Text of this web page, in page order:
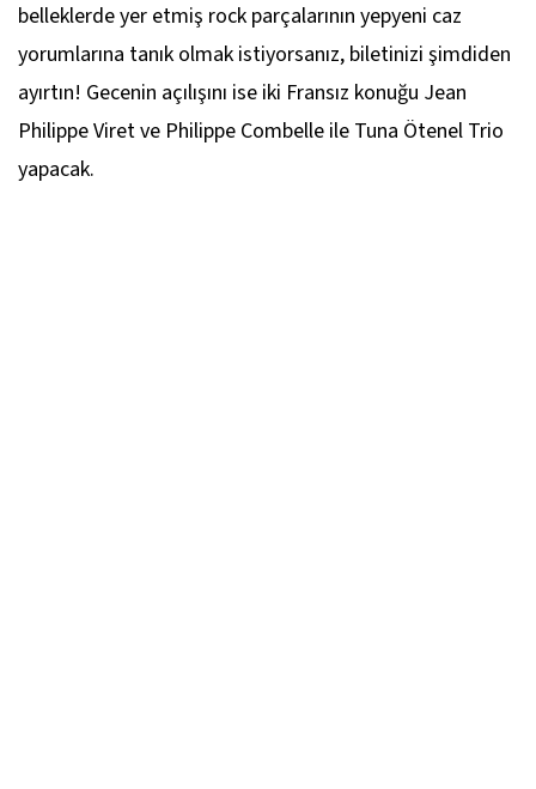
belleklerde yer etmiş rock parçalarının yepyeni caz
yorumlarına tanık olmak istiyorsanız, biletinizi şimdiden
ayırtın! Gecenin açılışını ise iki Fransız konuğu Jean
Philippe Viret ve Philippe Combelle ile Tuna Ötenel Trio
yapacak.